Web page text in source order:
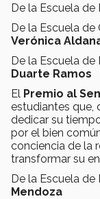
De la Escuela de
De la Escuela de
Verónica
De la Escuela de
Duarte Ramos
El Premio al
estudiantes que,
dedicar su
por el bien
conciencia de la
transformar su
De la Escuela de
Mendoza